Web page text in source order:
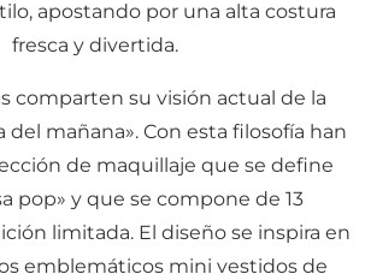
apostando por una alta costura
fresca y divertida.
comparten su visión actual de la
mañana». Con esta filosofía han
de maquillaje que se define
pop» y que se compone de 13
limitada. El diseño se inspira en
emblemáticos mini vestidos de